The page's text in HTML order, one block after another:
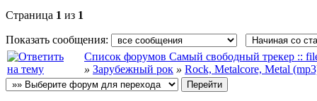
Страница 1 из 1
Показать сообщения:
Список форумов Самый свободный трекер ::
» Зарубежный рок » Rock, Metalcore, Metal